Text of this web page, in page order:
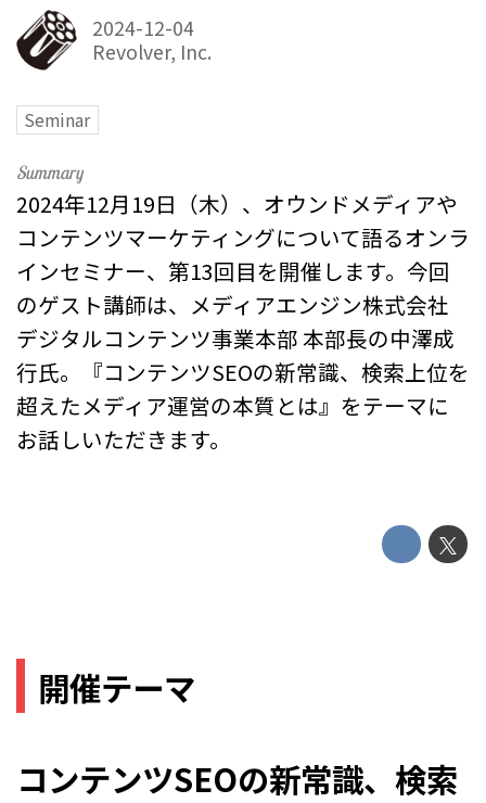
2024-12-04
Revolver, Inc.
Seminar
2024年12月19日（木）、オウンドメディアや
コンテンツマーケティングについて語るオンラ
インセミナー、第13回目を開催します。今回
のゲスト講師は、メディアエンジン株式会社
デジタルコンテンツ事業本部 本部長の中澤成
行氏。『コンテンツSEOの新常識、検索上位を
超えたメディア運営の本質とは』をテーマに
お話しいただきます。
開催テーマ
コンテンツSEOの新常識、検索